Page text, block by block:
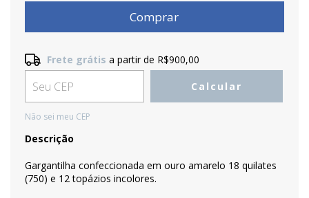
Frete grátis R$900,00
Entregas para o CEP: Alterar CEP
Frete grátis a partir de R$900,00
Calcular
Não sei meu CEP
Descrição
Gargantilha confeccionada em ouro amarelo 18 quilates
(750) e 12 topázios incolores.